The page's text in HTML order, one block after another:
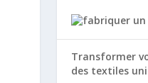
Transformer
des textiles